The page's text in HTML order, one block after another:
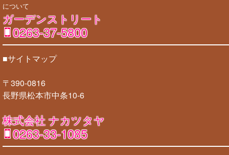
について
ガーデンストリート
0263-37-5800
■サイトマップ
〒390-0816
長野県松本市中条10-6
株式会社 ナカツタヤ
0263-33-1085